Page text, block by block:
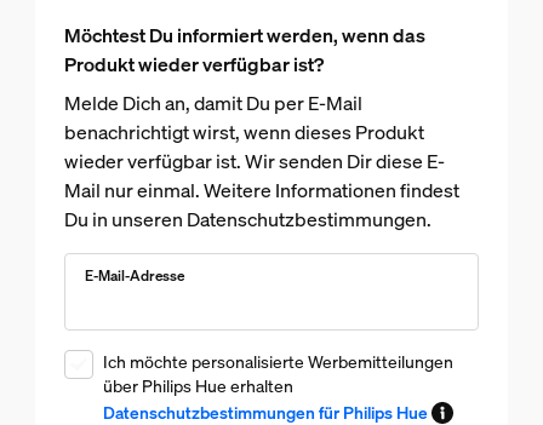
Möchtest Du informiert werden, wenn das
Produkt wieder verfügbar ist?
Melde Dich an, damit Du per E-Mail
benachrichtigt wirst, wenn dieses Produkt
wieder verfügbar ist. Wir senden Dir diese E-
Mail nur einmal. Weitere Informationen findest
Du in unseren Datenschutzbestimmungen.
E-Mail-Adresse
Ich möchte personalisierte Werbemitteilungen
über Philips Hue erhalten
Datenschutzbestimmungen für Philips Hue